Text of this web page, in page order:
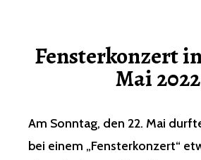
Fensterkonzert
Mai 2022
Am Sonntag, den 22. Mai
bei einem „Fensterkonzert“